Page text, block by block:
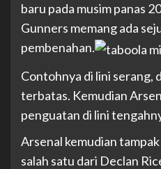
baru pada musim panas
Gunners memang ada
pembenahan.
Contohnya di lini serang,
terbatas. Kemudian
penguatan di lini
Arsenal kemudian
salah satu dari Declan